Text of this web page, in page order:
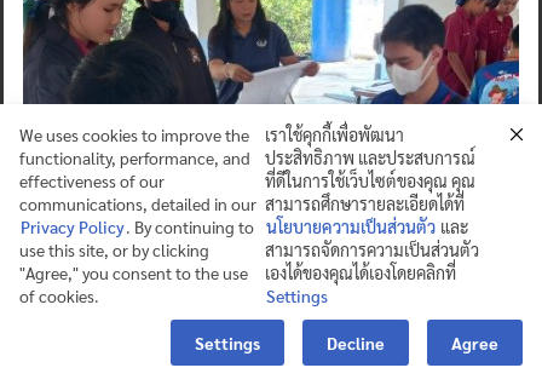
We uses cookies to improve the
functionality, performance, and
effectiveness of our
communications, detailed in our
Privacy Policy. By continuing to
use this site, or by clicking
"Agree," you consent to the use
of cookies.
เราใช้คุกกี้เพื่อพัฒนา
ประสิทธิภาพ และประสบการณ์
ที่ดีในการใช้เว็บไซต์ของคุณ คุณ
สามารถศึกษารายละเอียดได้ที่
นโยบายความเป็นส่วนตัว และ
สามารถจัดการความเป็นส่วนตัว
เองได้ของคุณได้เองโดยคลิกที่
Settings
Settings Decline Agree
Contact us